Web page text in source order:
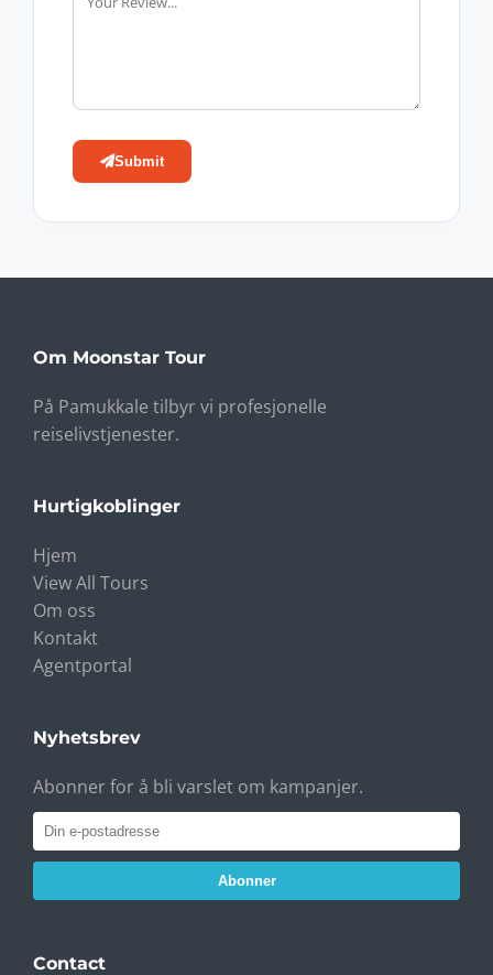
Submit
Om Moonstar Tour
På Pamukkale tilbyr vi profesjonelle
reiselivstjenester.
Hurtigkoblinger
Hjem
View All Tours
Om oss
Kontakt
Agentportal
Nyhetsbrev
Abonner for å bli varslet om kampanjer.
Abonner
Contact